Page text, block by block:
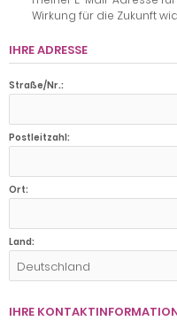
Wirkung für die Zukunft
IHRE ADRESSE
Straße/Nr.:
Postleitzahl:
Ort:
Land:
Deutschland
IHRE